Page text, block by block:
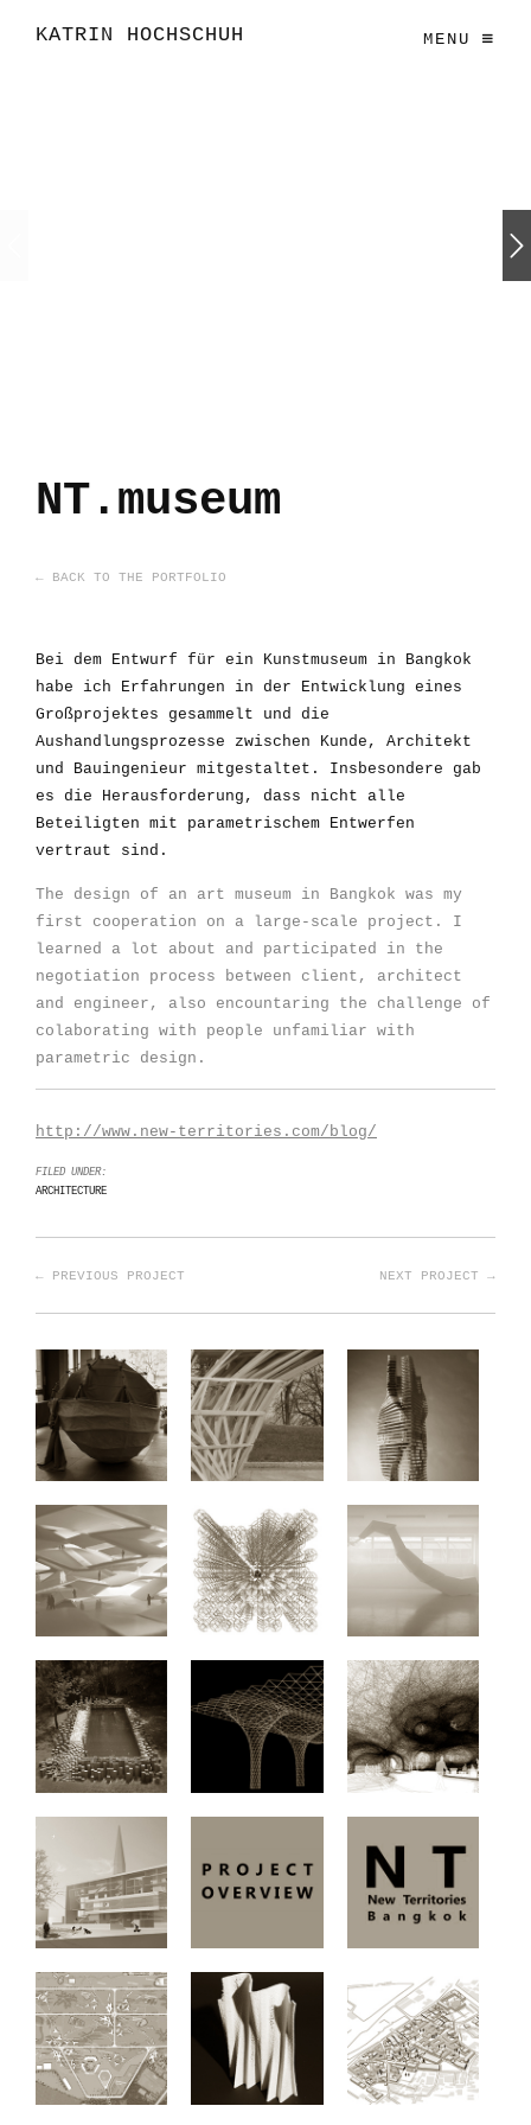
KATRIN HOCHSCHUH MENU
NT.museum
← BACK TO THE PORTFOLIO
Bei dem Entwurf für ein Kunstmuseum in Bangkok
habe ich Erfahrungen in der Entwicklung eines
Großprojektes gesammelt und die
Aushandlungsprozesse zwischen Kunde, Architekt
und Bauingenieur mitgestaltet. Insbesondere gab
es die Herausforderung, dass nicht alle
Beteiligten mit parametrischem Entwerfen
vertraut sind.
The design of an art museum in Bangkok was my
first cooperation on a large-scale project. I
learned a lot about and participated in the
negotiation process between client, architect
and engineer, also encountaring the challenge of
colaborating with people unfamiliar with
parametric design.
http://www.new-territories.com/blog/
FILED UNDER:
ARCHITECTURE
NEXT PROJECT →
← PREVIOUS PROJECT